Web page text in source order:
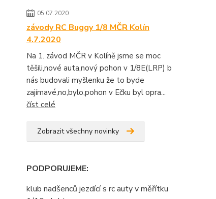
05.07.2020
závody RC Buggy 1/8 MČR Kolín
4.7.2020
Na 1. závod MČR v Kolíně jsme se moc
těšili,nové auta,nový pohon v 1/8E(LRP) b
nás budovali myšlenku že to byde
zajímavé,no,bylo,pohon v Ečku byl opra...
číst celé
Zobrazit všechny novinky
PODPORUJEME:
klub nadšenců jezdící s rc auty v měřítku